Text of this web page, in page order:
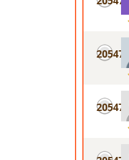
20547
20547